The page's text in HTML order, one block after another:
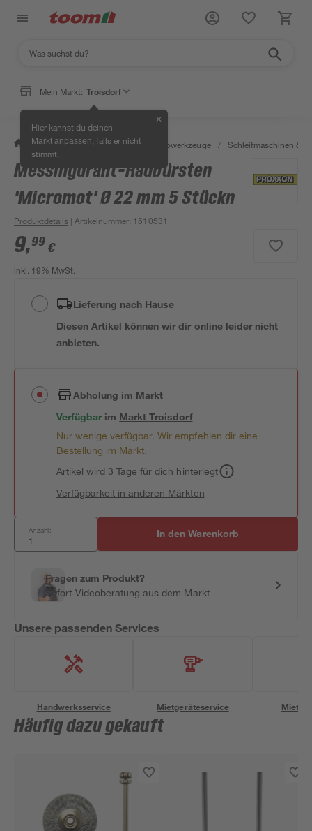
Mein Markt: Troisdorf
Hier kannst du deinen
Markt anpassen , falls er nicht
stimmt.
✕
/ Werkstatt & Maschinen / Elektrowerkzeuge / Schleifmaschinen &
Messingdraht-Radbürsten
'Micromot' Ø 22 mm 5 Stückn
Produktdetails | Artikelnummer: 1510531
9,99 €
inkl. 19% MwSt.
Lieferung nach Hause
Diesen Artikel können wir dir online leider nicht
anbieten.
Abholung im Markt
Verfügbar im MarktTroisdorf
Nur wenige verfügbar. Wir empfehlen dir eine
Bestellung im Markt.
Artikel wird 3 Tage für dich hinterlegt
Verfügbarkeit in anderen Märkten
Anzahl: In den Warenkorb
Fragen zum Produkt?
Sofort-Videoberatung aus dem Markt
Unsere passenden Services
Handwerksservice Mietgeräteservice
Häufig dazu gekauft